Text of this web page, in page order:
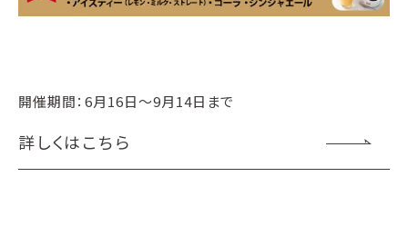
開催期間：6月16日～9月14日まで
詳しくはこちら